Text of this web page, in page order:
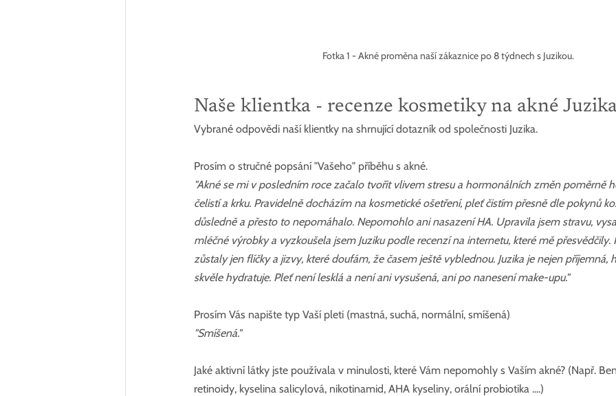
Fotka 1 - Akné proměna naší zákaznice po 8 týdnech s Juzikou.
Naše klientka - recenze kosmetiky na akné
Vybrané odpovědi naší klientky na shrnující dotazník od společnosti Juzika.
Prosím o stručné popsání "Vašeho" příběhu s akné.
"Akné se mi v posledním roce začalo tvořit vlivem stresu a hormonálních změn poměrně
čelistí a krku. Pravidelně docházím na kosmetické ošetření, pleť čistím přesně dle pokynů
důsledně a přesto to nepomáhalo. Nepomohlo ani nasazení HA. Upravila jsem stravu,
mléčné výrobky a vyzkoušela jsem Juziku podle recenzí na internetu, které mě přesvědčily.
zůstaly jen flíčky a jizvy, které doufám, že časem ještě vyblednou. Juzika je nejen příjemná,
skvěle hydratuje. Pleť není lesklá a není ani vysušená, ani po nanesení make-upu."
Prosím Vás napište typ Vaší pleti (mastná, suchá, normální, smíšená)
"Smíšená."
Jaké aktivní látky jste používala v minulosti, které Vám nepomohly s Vaším akné? (Např.
retinoidy, kyselina salicylová, nikotinamid, AHA kyseliny, orální probiotika ....)